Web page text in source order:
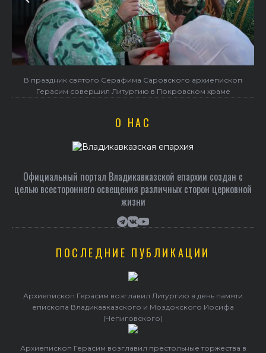
В праздник святого Серафима Саровского архиепископ
Герасим совершил Литургию в Покровском храме
О НАС
Официальный портал Владикавказской епархии создан c
целью всестороннего освещения различных сторон церковной
жизни
ПОСЛЕДНИЕ ПУБЛИКАЦИИ
Архиепископ Герасим возглавил Литургию в день памяти
епископа Владикавказского и Моздокского Иосифа
(Чепиговского)
Архиепископ Герасим возглавил престольные торжества в